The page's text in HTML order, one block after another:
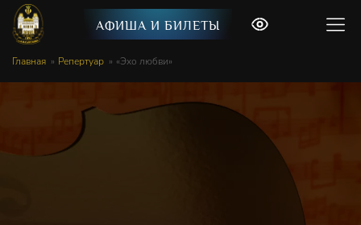
АФИША И БИЛЕТЫ
Главная Репертуар «Эхо любви»